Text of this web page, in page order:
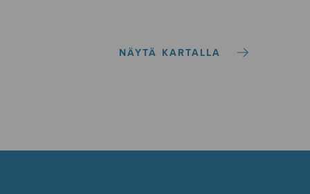
NÄYTÄ KARTALLA